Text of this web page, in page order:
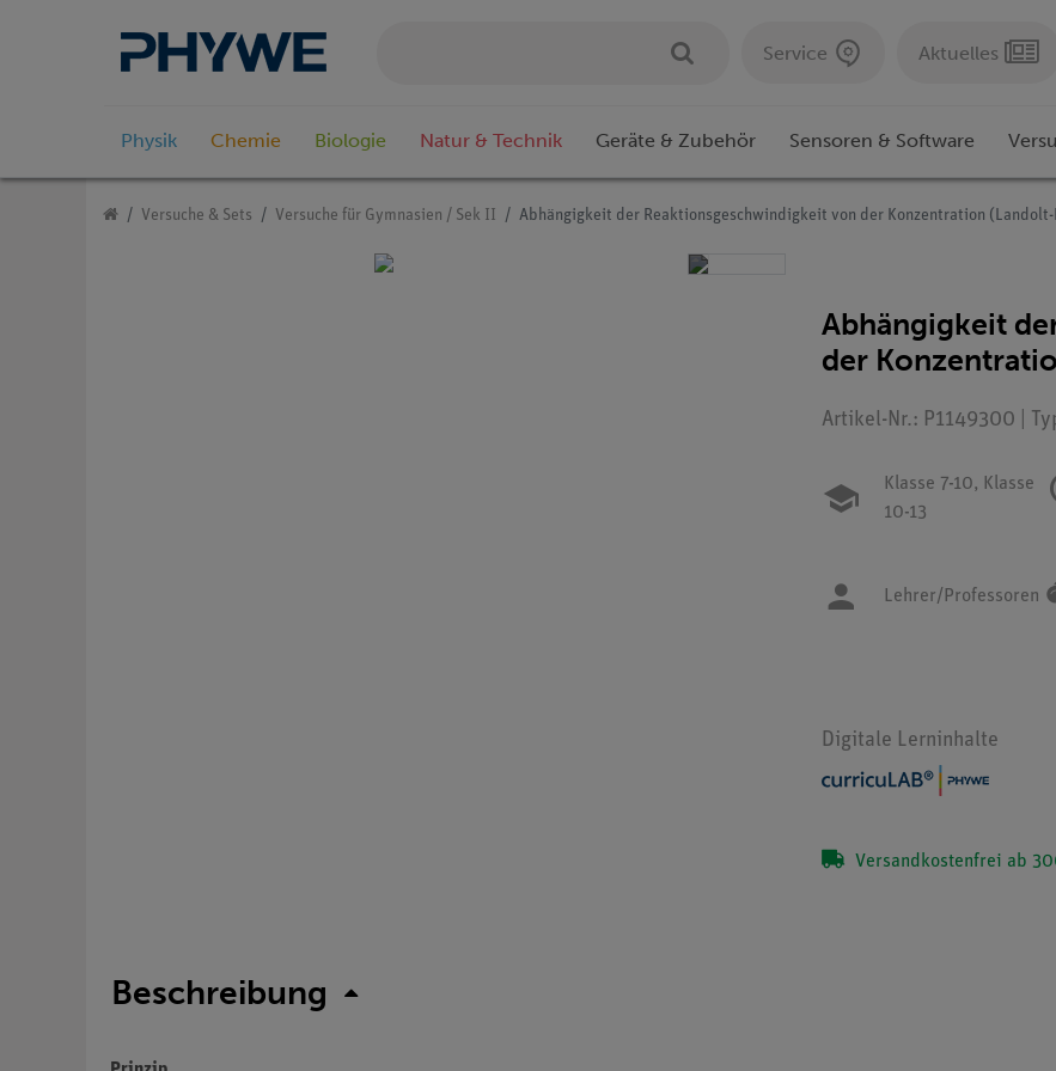
Service Aktuelles
Physik Chemie Biologie Natur & Technik Geräte & Zubehör Sensoren & Software
Versuche & Sets Versuche für Gymnasien / Sek II Abhängigkeit der Reaktionsgeschwindigkeit von der Konzentration
Abhängigkeit
der
Artikel-Nr.: P1149300 |
Klasse 7-10, Klasse
10-13
Lehrer/Professoren
Digitale Lerninhalte
Versandkostenfrei ab
Beschreibung